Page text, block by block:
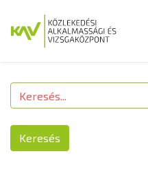
Keresés